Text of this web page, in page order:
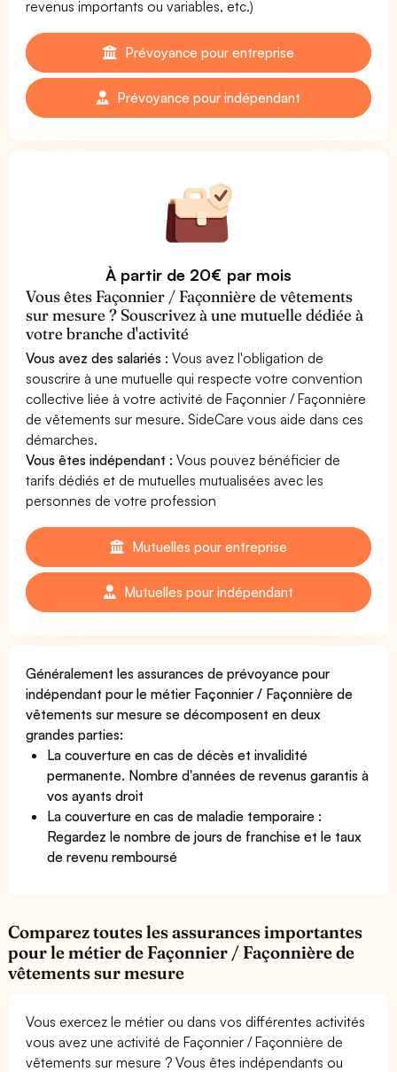
revenus importants ou variables, etc.)
Prévoyance pour entreprise
Prévoyance pour indépendant
À partir de 20€ par mois
Vous êtes Façonnier / Façonnière de vêtements
sur mesure ? Souscrivez à une mutuelle dédiée à
votre branche d'activité
Vous avez des salariés : Vous avez l'obligation de
souscrire à une mutuelle qui respecte votre convention
collective liée à votre activité de Façonnier / Façonnière
de vêtements sur mesure. SideCare vous aide dans ces
démarches.
Vous êtes indépendant : Vous pouvez bénéficier de
tarifs dédiés et de mutuelles mutualisées avec les
personnes de votre profession
Mutuelles pour entreprise
Mutuelles pour indépendant
Généralement les assurances de prévoyance pour
indépendant pour le métier Façonnier / Façonnière de
vêtements sur mesure se décomposent en deux
grandes parties:
La couverture en cas de décès et invalidité
permanente. Nombre d'années de revenus garantis à
vos ayants droit
La couverture en cas de maladie temporaire :
Regardez le nombre de jours de franchise et le taux
de revenu remboursé
Comparez toutes les assurances importantes
pour le métier de Façonnier / Façonnière de
vêtements sur mesure
Vous exercez le métier ou dans vos différentes activités
vous avez une activité de Façonnier / Façonnière de
vêtements sur mesure ? Vous êtes indépendants ou